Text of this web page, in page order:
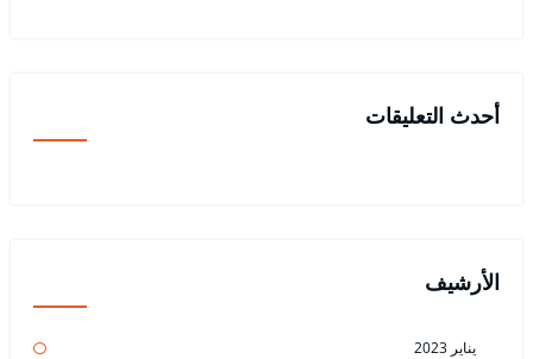
أحدث التعليقات
الأرشيف
يناير 2023